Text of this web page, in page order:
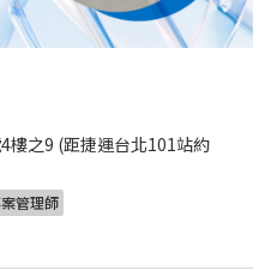
樓之9 (距捷運台北101站約
管理師